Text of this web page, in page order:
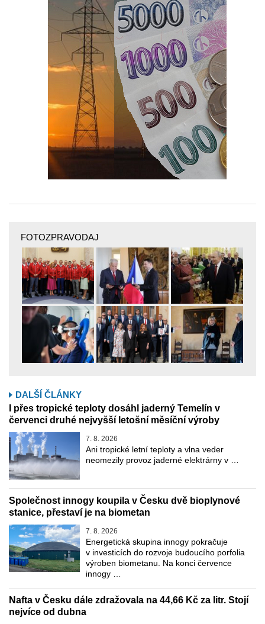
FOTOZPRAVODAJ
DALŠÍ ČLÁNKY
I přes tropické teploty dosáhl jaderný Temelín v
červenci druhé nejvyšší letošní měsíční výroby
7. 8. 2026
Ani tropické letní teploty a vlna veder
neomezily provoz jaderné elektrárny v …
Společnost innogy koupila v Česku dvě bioplynové
stanice, přestaví je na biometan
7. 8. 2026
Energetická skupina innogy pokračuje
v investicích do rozvoje budoucího porfolia
výroben biometanu. Na konci července
innogy …
Nafta v Česku dále zdražovala na 44,66 Kč za litr. Stojí
nejvíce od dubna